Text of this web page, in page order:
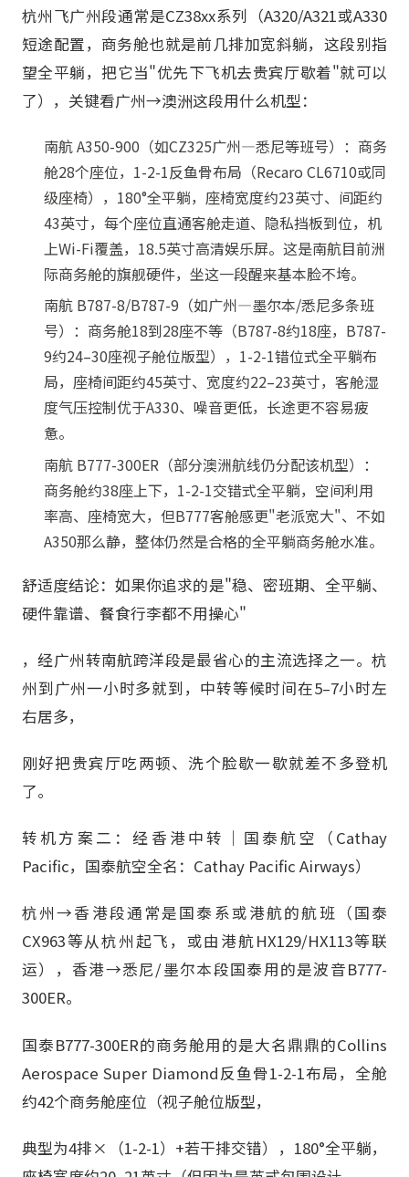
杭州飞广州段通常是CZ38xx系列（A320/A321或A330
短途配置，商务舱也就是前几排加宽斜躺，这段别指
望全平躺，把它当"优先下飞机去贵宾厅歇着"就可以
了），关键看广州→澳洲这段用什么机型：
南航 A350-900（如CZ325广州—悉尼等班号）：商务
舱28个座位，1-2-1反鱼骨布局（Recaro CL6710或同
级座椅），180°全平躺，座椅宽度约23英寸、间距约
43英寸，每个座位直通客舱走道、隐私挡板到位，机
上Wi-Fi覆盖，18.5英寸高清娱乐屏。这是南航目前洲
际商务舱的旗舰硬件，坐这一段醒来基本脸不垮。
南航 B787-8/B787-9（如广州—墨尔本/悉尼多条班
号）：商务舱18到28座不等（B787-8约18座，B787-
9约24–30座视子舱位版型），1-2-1错位式全平躺布
局，座椅间距约45英寸、宽度约22–23英寸，客舱湿
度气压控制优于A330、噪音更低，长途更不容易疲
惫。
南航 B777-300ER（部分澳洲航线仍分配该机型）：
商务舱约38座上下，1-2-1交错式全平躺，空间利用
率高、座椅宽大，但B777客舱感更"老派宽大"、不如
A350那么静，整体仍然是合格的全平躺商务舱水准。
舒适度结论：如果你追求的是"稳、密班期、全平躺、
硬件靠谱、餐食行李都不用操心"
，经广州转南航跨洋段是最省心的主流选择之一。杭
州到广州一小时多就到，中转等候时间在5–7小时左
右居多，
刚好把贵宾厅吃两顿、洗个脸歇一歇就差不多登机
了。
转机方案二：经香港中转｜国泰航空（Cathay
Pacific，国泰航空全名：Cathay Pacific Airways）
杭州→香港段通常是国泰系或港航的航班（国泰
CX963等从杭州起飞，或由港航HX129/HX113等联
运），香港→悉尼/墨尔本段国泰用的是波音B777-
300ER。
国泰B777-300ER的商务舱用的是大名鼎鼎的Collins
Aerospace Super Diamond反鱼骨1-2-1布局，全舱
约42个商务舱座位（视子舱位版型，
典型为4排×（1-2-1）+若干排交错），180°全平躺，